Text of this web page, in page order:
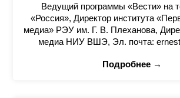
Ведущий программы «Вести» на
«Россия», Директор института
медиа» РЭУ им. Г. В. Плеханова,
медиа НИУ ВШЭ, Эл. почта:
Подробнее →